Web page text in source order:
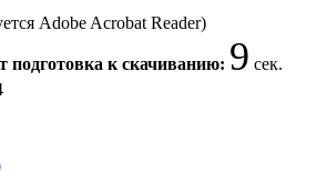
Adobe Acrobat Reader)
подготовка к скачиванию: 9 сек.